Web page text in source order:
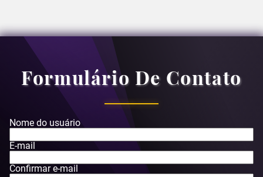
Formulário De Contato
Nome do usuário
E-mail
Confirmar e-mail